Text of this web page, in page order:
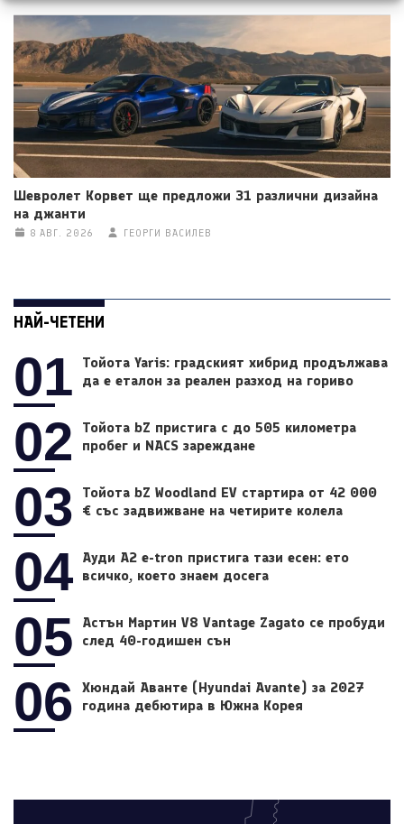
Шевролет Корвет ще предложи 31 различни дизайна
на джанти
8 АВГ. 2026 ГЕОРГИ ВАСИЛЕВ
НАЙ-ЧЕТЕНИ
01
Тойота Yaris: градският хибрид продължава
да е еталон за реален разход на гориво
02
Тойота bZ пристига с до 505 километра
пробег и NACS зареждане
03
Тойота bZ Woodland EV стартира от 42 000
€ със задвижване на четирите колела
04 Ауди A2 e-tron пристига тази есен: ето
всичко, което знаем досега
05
Астън Мартин V8 Vantage Zagato се пробуди
след 40-годишен сън
06
Хюндай Аванте (Hyundai Avante) за 2027
година дебютира в Южна Корея